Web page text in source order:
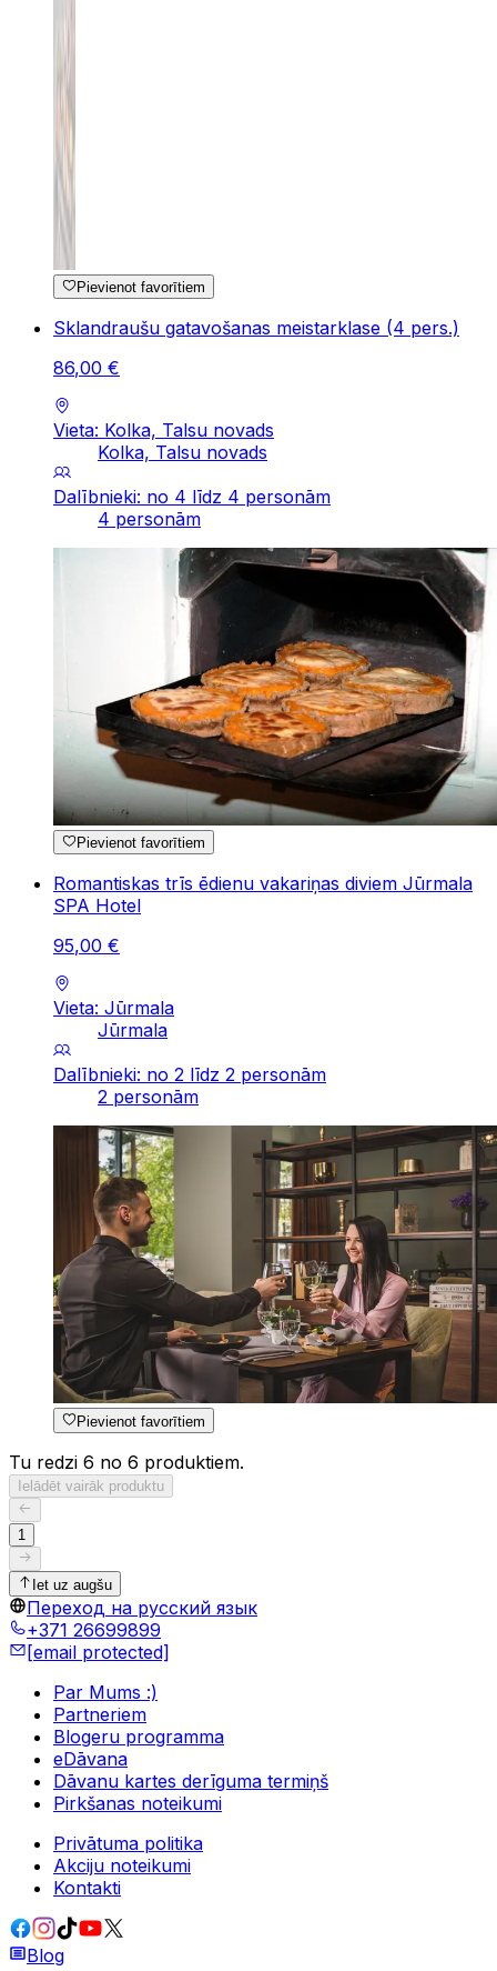
Pievienot favorītiem
Sklandraušu gatavošanas meistarklase (4 pers.)
86,00 €
Vieta: Kolka, Talsu novads
Kolka, Talsu novads
Dalībnieki: no 4 līdz 4 personām
4 personām
Pievienot favorītiem
Romantiskas trīs ēdienu vakariņas diviem Jūrmala
SPA Hotel
95,00 €
Vieta: Jūrmala
Jūrmala
Dalībnieki: no 2 līdz 2 personām
2 personām
Pievienot favorītiem
Tu redzi 6 no 6 produktiem.
Ielādēt vairāk produktu
1
Iet uz augšu
Переход на русский язык
+371 26699899
[email protected]
Par Mums :)
Partneriem
Blogeru programma
eDāvana
Dāvanu kartes derīguma termiņš
Pirkšanas noteikumi
Privātuma politika
Akciju noteikumi
Kontakti
Blog